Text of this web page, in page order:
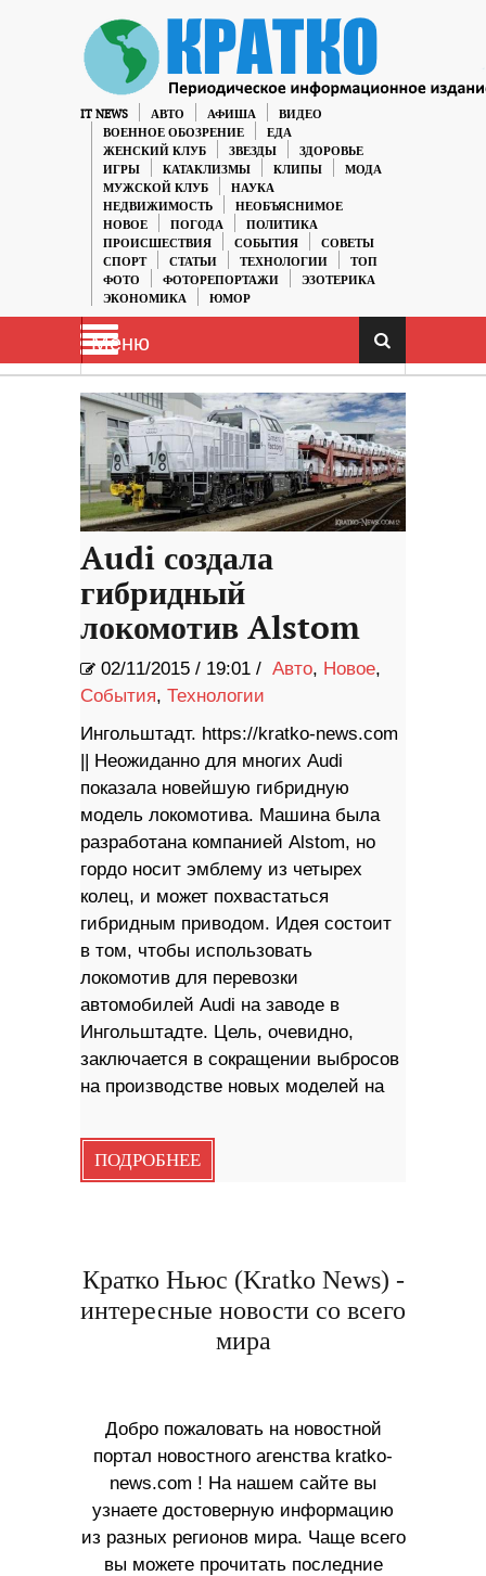
IT NEWS АВТО АФИША
ВИДЕО
ВОЕННОЕ ОБОЗРЕНИЕ
ЕДА
ЖЕНСКИЙ КЛУБ
ЗВЕЗДЫ
ЗДОРОВЬЕ
ИГРЫ
КАТАКЛИЗМЫ КЛИПЫ
МОДА
МУЖСКОЙ КЛУБ
НАУКА
НЕДВИЖИМОСТЬ
НЕОБЪЯСНИМОЕ
НОВОЕ
ПОГОДА
ПОЛИТИКА
ПРОИСШЕСТВИЯ
СОБЫТИЯ
СОВЕТЫ
СПОРТ
СТАТЬИ ТЕХНОЛОГИИ
ТОП
ФОТО
ФОТОРЕПОРТАЖИ
ЭЗОТЕРИКА
ЭКОНОМИКА
ЮМОР
Меню
Audi создала
гибридный
локомотив Alstom
02/11/2015 / 19:01 / Авто, Новое,
События, Технологии
Ингольштадт. https://kratko-news.com
|| Неожиданно для многих Audi
показала новейшую гибридную
модель локомотива. Машина была
разработана компанией Alstom, но
гордо носит эмблему из четырех
колец, и может похвастаться
гибридным приводом. Идея состоит
в том, чтобы использовать
локомотив для перевозки
автомобилей Audi на заводе в
Ингольштадте. Цель, очевидно,
заключается в сокращении выбросов
на производстве новых моделей на
ПОДРОБНЕЕ
Кратко Ньюс (Kratko News) -
интересные новости со всего
мира
Добро пожаловать на новостной
портал новостного агенства kratko-
news.com ! На нашем сайте вы
узнаете достоверную информацию
из разных регионов мира. Чаще всего
вы можете прочитать последние